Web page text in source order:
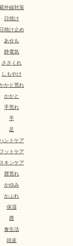
外線対策
日焼け
日焼け止め
あせも
静電気
ささくれ
しもやけ
かと荒れ
かかと
手荒れ
手
足
ンドケア
フットケア
スキンケア
唇荒れ
かゆみ
かぶれ
保湿
唇
食生活
頭皮